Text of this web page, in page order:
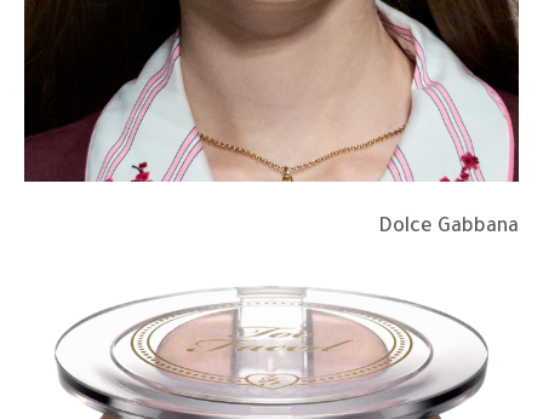
Dolce Gabbana